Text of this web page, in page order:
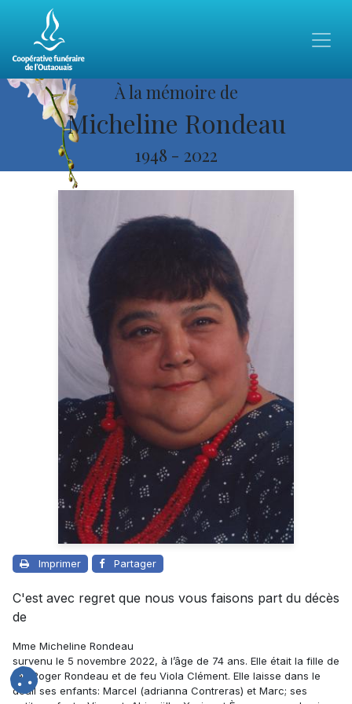
À la mémoire de
Micheline Rondeau
1948 - 2022
Imprimer Partager
C'est avec regret que nous vous faisons part du décès
de
Mme Micheline Rondeau
survenu le 5 novembre 2022, à l’âge de 74 ans. Elle était la fille de
feu Roger Rondeau et de feu Viola Clément. Elle laisse dans le
deuil ses enfants: Marcel (adrianna Contreras) et Marc; ses